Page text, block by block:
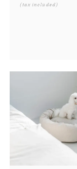
(tax included)